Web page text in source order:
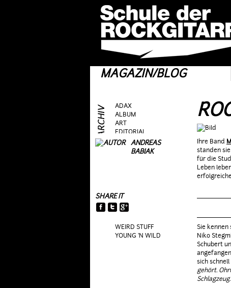
MAGAZIN/BLOG
ADAX
ALBUM
ART
EDITORIAL
FRAG AS
MOVIE
RIFFS
TALK
WEIRD STUFF
YOUNG 'N WILD
ANDREAS
BABIAK
SHARE IT
Ihre Band
standen
für die
Leben
Sie kennen
Niko
Schubert
sich schnell
gehört.